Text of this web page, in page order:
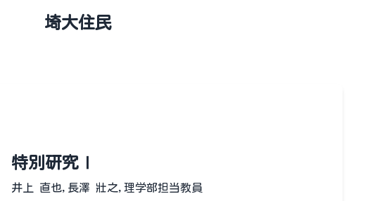
埼大住民
特別研究Ⅰ
井上 直也,長澤 壯之,理学部担当教員